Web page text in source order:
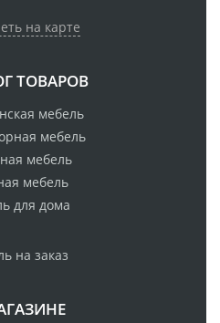
на карте
ТОВАРОВ
мебель
мебель
мебель
мебель
для дома
на заказ